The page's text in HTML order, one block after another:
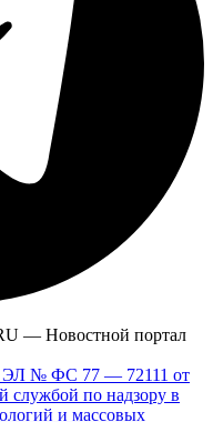
— Новостной портал
ЭЛ № ФС 77 — 72111 от
службой по надзору в
и массовых